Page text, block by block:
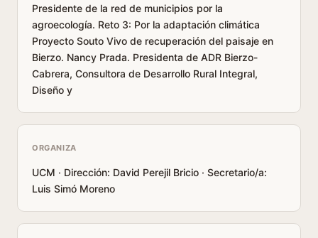
Presidente de la red de municipios por la
agroecología. Reto 3: Por la adaptación climática
Proyecto Souto Vivo de recuperación del paisaje en
Bierzo. Nancy Prada. Presidenta de ADR Bierzo-
Cabrera, Consultora de Desarrollo Rural Integral,
Diseño y
ORGANIZA
UCM · Dirección: David Perejil Bricio · Secretario/a:
Luis Simó Moreno